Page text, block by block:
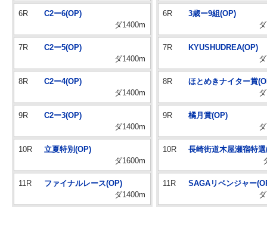
6R
C2ー6(OP)
ダ1400m
7R
C2ー5(OP)
ダ1400m
8R
C2ー4(OP)
ダ1400m
9R
C2ー3(OP)
ダ1400m
10R
立夏特別(OP)
ダ1600m
11R
ファイナルレース(OP)
ダ1400m
6R
3歳ー9組(OP)
7R
KYUSHUDREA(OP)
8R
ほとめきナイター賞
9R
橘月賞(OP)
10R
長崎街道木屋瀬宿特
11R
SAGAリベンジャー